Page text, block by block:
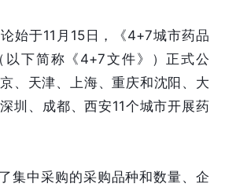
始于11月15日，《4+7城市药品
以下简称《4+7文件》）正式公
、天津、上海、重庆和沈阳、大
圳、成都、西安11个城市开展药
集中采购的采购品种和数量、企